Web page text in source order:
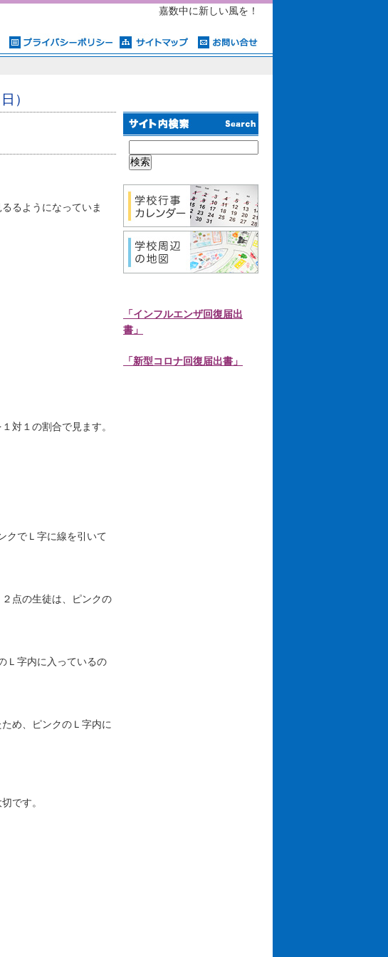
嘉数中に新しい風を！
）
るようになっていま
１の割合で見ます。
でＬ字に線を引いて
点の生徒は、ピンクの
字内に入っているの
め、ピンクのＬ字内に
です。
「インフルエンザ回復届出
書」
「新型コロナ回復届出書」